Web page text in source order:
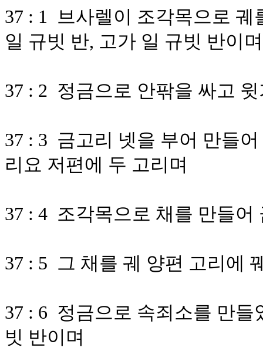
37 : 1 브사렐이 조각목으로
일 규빗 반, 고가 일 규빗 반이며
37 : 2 정금으로 안팎을 싸고
37 : 3 금고리 넷을 부어 만들
리요 저편에 두 고리며
37 : 4 조각목으로 채를 만들어
37 : 5 그 채를 궤 양편 고리에
37 : 6 정금으로 속죄소를 만들
빗 반이며